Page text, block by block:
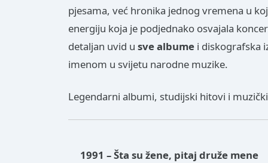
pjesama, već hronika jednog vremena u
energiju koja je podjednako osvajala
detaljan uvid u sve albume i diskografska
imenom u svijetu narodne muzike.
Legendarni albumi, studijski hitovi i
1991 – Šta su žene, pitaj druže mene